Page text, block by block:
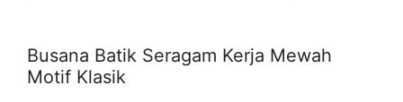
Busana Batik Seragam Kerja Mewah
Motif Klasik